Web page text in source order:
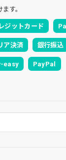
す。
ジットカード
ア決済 銀行振込
easy PayPal